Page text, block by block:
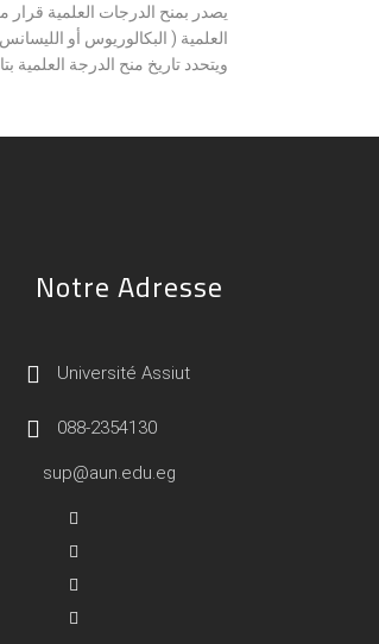
يصدر بمنح الدرجات العلمية
العلمية ( البكالوريوس أو الليسانس
ويتحدد تاريخ منح الدرجة العلمية
Notre Adresse
Université Assiut
088-2354130
sup@aun.edu.eg